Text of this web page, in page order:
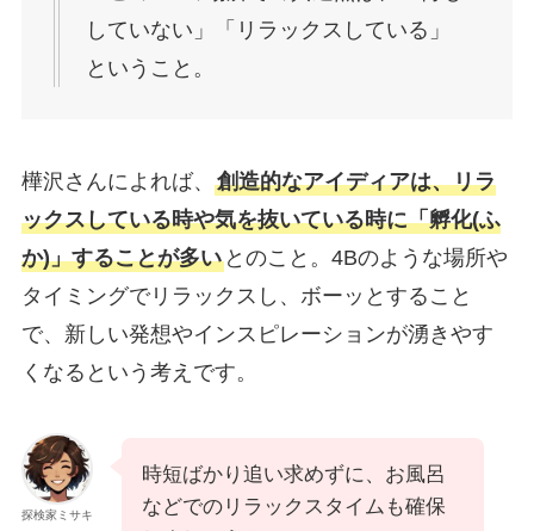
していない」「リラックスしている」
ということ。
樺沢さんによれば、 創造的なアイディアは、リラ
ックスしている時や気を抜いている時に「孵化(ふ
か)」することが多いとのこと。4Bのような場所や
タイミングでリラックスし、ボーッとすること
で、新しい発想やインスピレーションが湧きやす
くなるという考えです。
探検家ミサキ
時短ばかり追い求めずに、お風呂
などでのリラックスタイムも確保